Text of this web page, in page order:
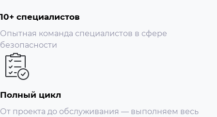
10+ специалистов
Опытная команда специалистов в сфере
безопасности
Полный цикл
От проекта до обслуживания — выполняем весь